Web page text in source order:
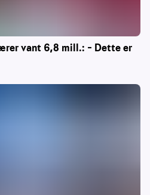
vant 6,8 mill.: – Dette er